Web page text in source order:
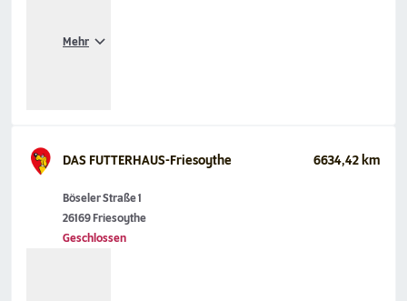
Mehr
DAS FUTTERHAUS-Friesoythe 6634,42 km
Böseler Straße 1
26169 Friesoythe
Geschlossen